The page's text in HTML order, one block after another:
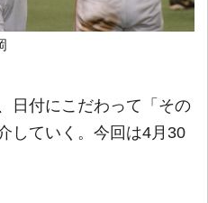
日付にこだわって「その
していく。今回は4月30